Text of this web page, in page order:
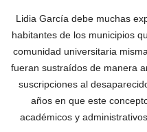
Lidia García debe muchas
habitantes de los municipios
comunidad universitaria
fueran sustraídos de manera
suscripciones al
años en que este
académicos y